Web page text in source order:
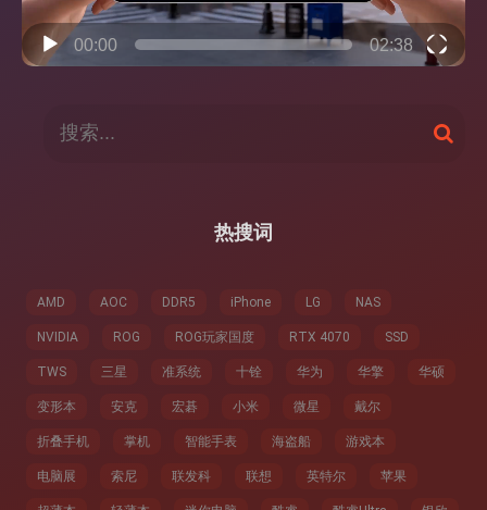
00:00 02:38
搜
索
热搜词
AMD AOC DDR5 iPhone LG NAS
NVIDIA ROG ROG玩家国度 RTX 4070 SSD
TWS 三星 准系统 十铨 华为 华擎 华硕
变形本 安克 宏碁 小米 微星 戴尔
折叠手机 掌机 智能手表 海盗船 游戏本
电脑展 索尼 联发科 联想 英特尔 苹果